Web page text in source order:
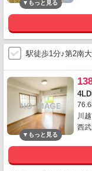
駅徒歩1分♪第2南
川
西